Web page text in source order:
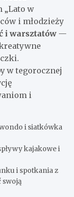
„Lato w
i młodzieży
i warsztatów —
w tegorocznej
i
i siatkówka
kajakowe i
i spotkania z
swoją